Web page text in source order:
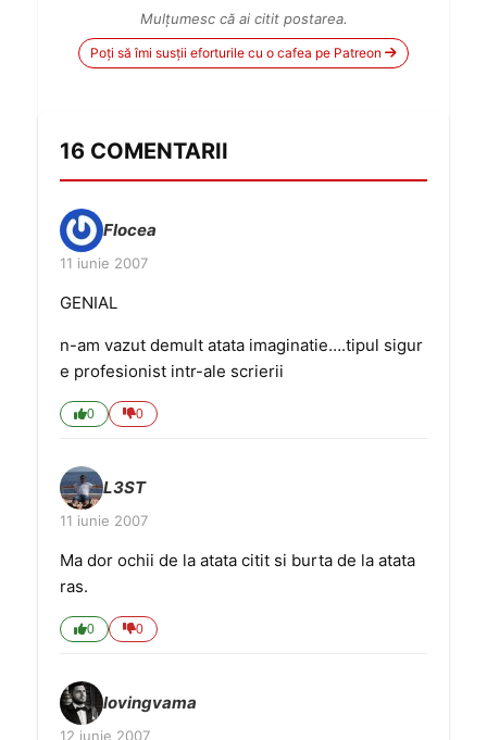
Mulțumesc că ai citit postarea.
Poți să îmi susții eforturile cu o cafea pe Patreon
16 COMENTARII
Flocea
11 iunie 2007
GENIAL
n-am vazut demult atata imaginatie….tipul sigur
e profesionist intr-ale scrierii
0 0
L3ST
11 iunie 2007
Ma dor ochii de la atata citit si burta de la atata
ras.
0 0
lovingvama
12 iunie 2007